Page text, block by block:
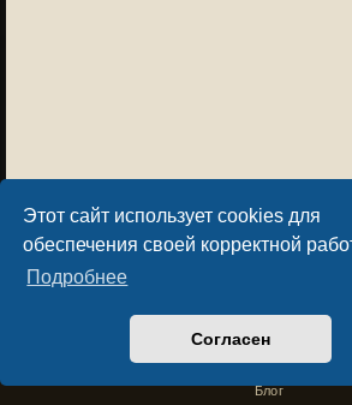
Этот сайт использует cookies для
обеспечения своей корректной
Подробнее
Согласен
Privacy PolicyLicense
Copyright © Sacralium Games
Блог